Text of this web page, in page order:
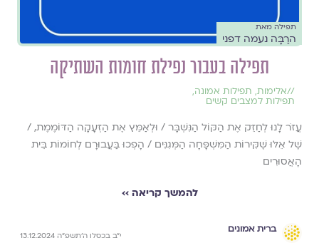
תפילה מאת
הרַבָּה נעמה דפני
תפילה‭ ‬בעבור נפילת‭ ‬חומות‭ ‬השתיקה
//אלימות, תפילות אמונה,
תפילות למצבים קשים
עֲזֹר לָנוּ לְחַזֵּק אֶת הַקּוֹל הַנִּשְׁבָּר / וּלְאַמֵּץ אֶת הַזְּעָקָה הַדּוֹמֶמֶת, /
שֶׁל אֵלּוּ שֶׁקִּירוֹת הַמִּשְׁפָּחָה הַמְּגִנִּים / הָפְכוּ בַּעֲבוּרָם לְחוֹמוֹת בֵּית
הָאֲסוּרִים
להמשך קריאה ››
ברית אמונים
י״ב בכסלו ה׳תשפ״ה 13.12.2024